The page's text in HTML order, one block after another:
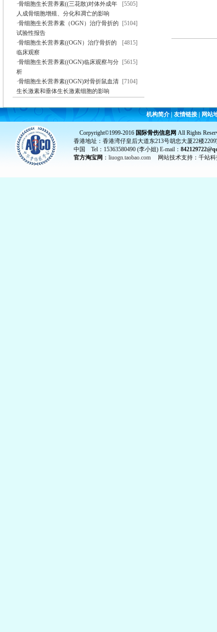
[5505]
·骨细胞生长营养素((三花散)对体外成年
人成骨细胞增殖、分化和凋亡的影响
[5104]
·骨细胞生长营养素（OGN）治疗骨折的
试验性报告
[4815]
·骨细胞生长营养素((OGN）治疗骨折的
临床观察
[5615]
·骨细胞生长营养素((OGN)临床观察与分
析
[7104]
·骨细胞生长营养素((OGN)对骨折鼠血清
生长激素和垂体生长激素细胞的影响
机构简介| 友情链接 |网站
Corpyright©1999-2016 国际骨伤信息网 All Rights
香港地址：香港湾仔皇后大道东213号胡忠大厦22楼
中国 Tel：15363580490 (李小姐) E-mail：
官方淘宝网 ： liuogn.taobao.com 网站技术支持：千站科